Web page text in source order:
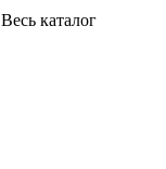
Весь каталог